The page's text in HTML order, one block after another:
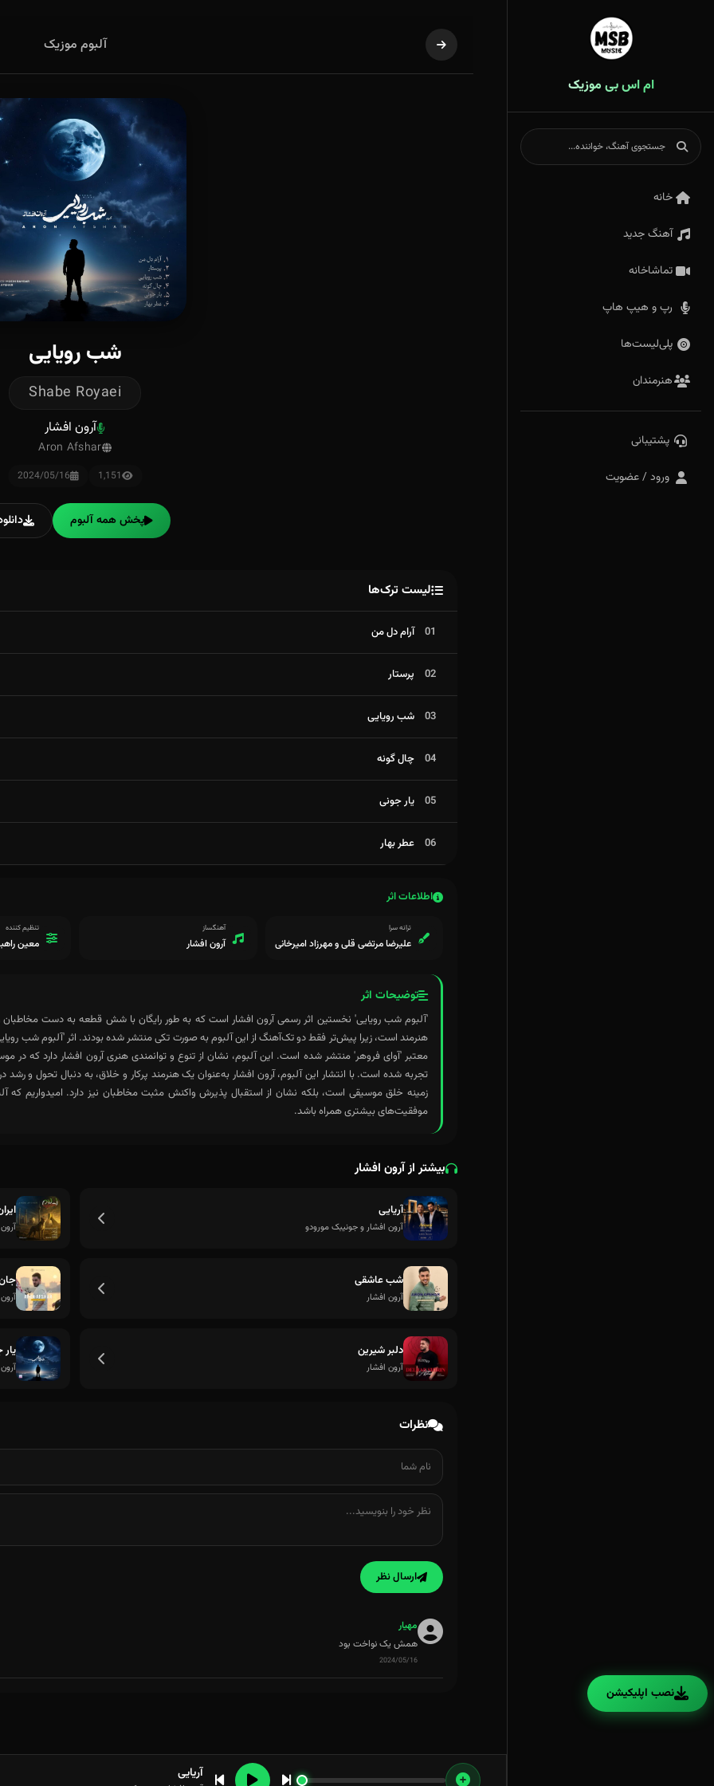
ام اس بی موزیک
خانه
آهنگ جدید
تماشاخانه
رپ و هیپ هاپ
پلی‌لیست‌ها
هنرمندان
پشتیبانی
ورود / عضویت
آلبوم موزیک
شب رویایی
Shabe Royaei
آرون افشار
Aron Afshar
1,151
2024/05/16
پخش همه آلبوم
لیست ترک‌ها
01 آرام دل من
02 پرستار
03 شب رویایی
04 چال گونه
05 یار جونی
06 عطر بهار
اطلاعات اثر
ترانه سرا
علیرضا مرتضی قلی و مهرزاد امیرخانی
آهنگساز
آرون افشار
تنظیم کننده
معین
توضیحات اثر
'آلبوم شب رویایی' نخستین اثر رسمی آرون افشار است که به طور رایگان با شش قطعه به دست
هنرمند است، زیرا پیش‌تر فقط دو تک‌آهنگ از این آلبوم به صورت تکی منتشر شده بودند. اثر 'آلبوم شب
معتبر 'آوای فروهر' منتشر شده است. این آلبوم، نشان از تنوع و توانمندی هنری آرون افشار دارد که در
تجربه شده است. با انتشار این آلبوم، آرون افشار به‌عنوان یک هنرمند پرکار و خلاق، به دنبال تحول و
زمینه خلق موسیقی است، بلکه نشان از استقبال پذیرش واکنش مثبت مخاطبان نیز دارد. امیدواریم
موفقیت‌های بیشتری همراه باشد.
بیشتر از آرون افشار
آریایی
آرون افشار و جونیبک مورودو
شب عاشقی
آرون افشار
دلبر شیرین
آرون افشار
نظرات
ارسال نظر
مهیار
همش یک نواخت بود
2024/05/16
آریایی
نصب اپلیکیشن